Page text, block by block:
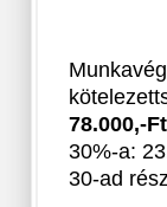
78.000,-
30%-a:
30-ad